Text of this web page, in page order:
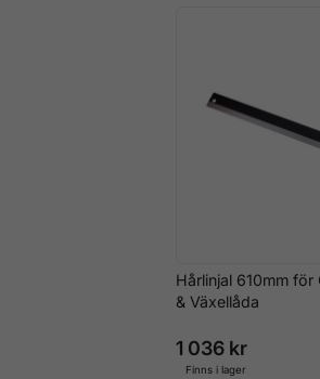
Hårlinjal 610mm för
& Växellåda
1 036 kr
Finns i lager